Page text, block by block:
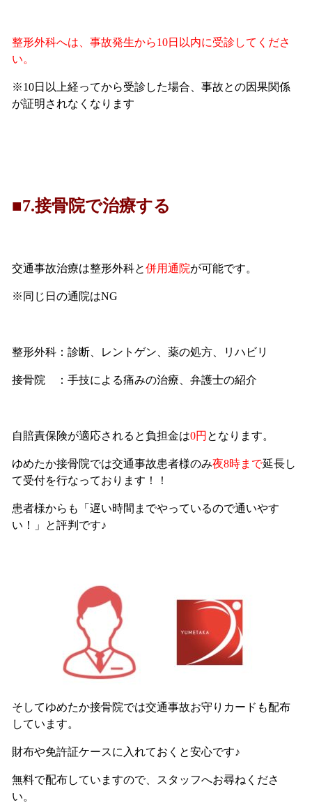
整形外科へは、事故発生から10日以内に受診してくださ
い。
※10日以上経ってから受診した場合、事故との因果関係
が証明されなくなります
■7.接骨院で治療する
交通事故治療は整形外科と併用通院が可能です。
※同じ日の通院はNG
整形外科：診断、レントゲン、薬の処方、リハビリ
接骨院 ：手技による痛みの治療、弁護士の紹介
自賠責保険が適応されると負担金は0円 となります。
ゆめたか接骨院では交通事故患者様のみ夜8時まで延長し
て受付を行なっております！！
患者様からも「遅い時間までやっているので通いやす
い！」と評判です♪
そしてゆめたか接骨院では交通事故お守りカードも配布
しています。
財布や免許証ケースに入れておくと安心です♪
無料で配布していますので、スタッフへお尋ねくださ
い。